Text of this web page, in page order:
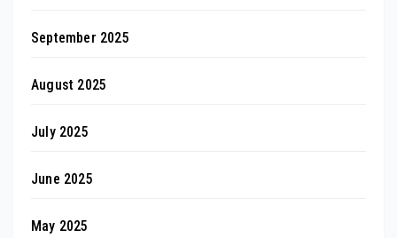
September 2025
August 2025
July 2025
June 2025
May 2025